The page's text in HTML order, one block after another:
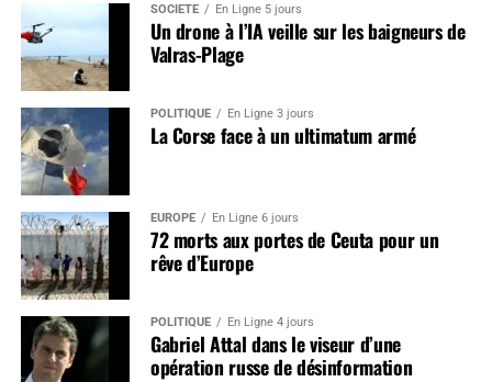
SOCIÉTÉ En Ligne 5 jours
Un drone à l’IA veille sur les baigneurs de
Valras-Plage
POLITIQUE En Ligne 3 jours
La Corse face à un ultimatum armé
EUROPE En Ligne 6 jours
72 morts aux portes de Ceuta pour un
rêve d’Europe
POLITIQUE En Ligne 4 jours
Gabriel Attal dans le viseur d’une
opération russe de désinformation